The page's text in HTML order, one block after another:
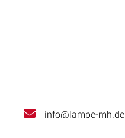
info@lampe-mh.de